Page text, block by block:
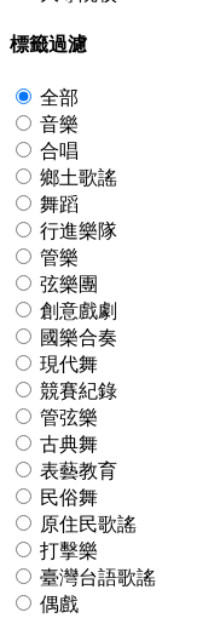
標籤過濾
全部
音樂
合唱
鄉土歌謠
舞蹈
行進樂隊
管樂
弦樂團
創意戲劇
國樂合奏
現代舞
競賽紀錄
管弦樂
古典舞
表藝教育
民俗舞
原住民歌謠
打擊樂
臺灣台語歌謠
偶戲